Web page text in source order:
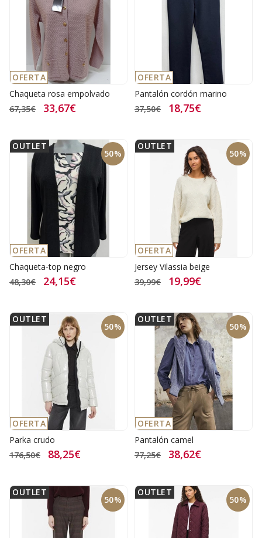
OFERTA
Chaqueta rosa empolvado
67,35€
33,67€
OFERTA
Pantalón cordón marino
37,50€
18,75€
50%
OFERTA
OUTLET
Chaqueta-top negro
48,30€
24,15€
50%
OFERTA
OUTLET
Jersey Vilassia beige
39,99€
19,99€
50%
OFERTA
OUTLET
Parka crudo
176,50€
88,25€
50%
OFERTA
OUTLET
Pantalón camel
77,25€
38,62€
50%
OUTLET
50%
OUTLET